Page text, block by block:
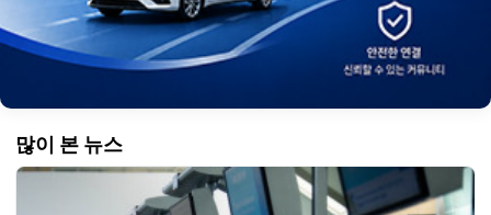
많이 본 뉴스